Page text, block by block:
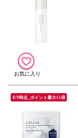
8/9時点_ポイント最大11倍